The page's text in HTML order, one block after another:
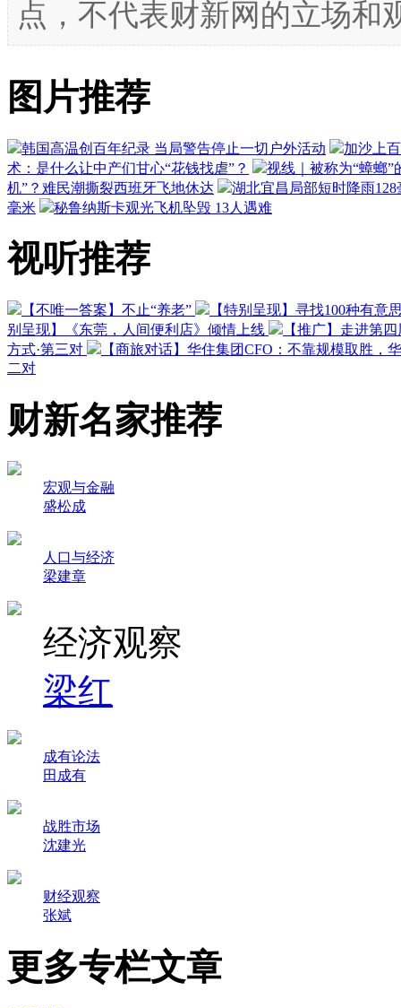
点，不代表财新网的立场和
图片推荐
韩国高温创百年纪录 当局警告停止一切户外活动
加沙上
术：是什么让中产们甘心“花钱找虐”？
视线｜被称为“蟑螂
机”？难民潮撕裂西班牙飞地休达
湖北宜昌局部短时降雨
毫米
秘鲁纳斯卡观光飞机坠毁 13人遇难
视听推荐
【不唯一答案】不止“养老”
【特别呈现】寻找100种有意
别呈现】《东莞，人间便利店》倾情上线
【推广】走进第
方式·第三对
【商旅对话】华住集团CFO：不靠规模取胜，
二对
财新名家推荐
宏观与金融
盛松成
人口与经济
梁建章
经济观察
梁红
成有论法
田成有
战胜市场
沈建光
财经观察
张斌
更多专栏文章